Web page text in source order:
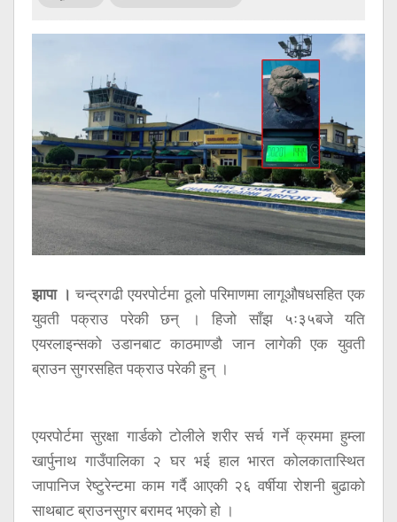
झापा । चन्द्रगढी एयरपोर्टमा ठूलो परिमाणमा लागूऔषधसहित एक
युवती पक्राउ परेकी छन् । हिजो साँझ ५ः३५बजे यति
एयरलाइन्सको उडानबाट काठमाण्डौ जान लागेकी एक युवती
ब्राउन सुगरसहित पक्राउ परेकी हुन् ।
एयरपोर्टमा सुरक्षा गार्डको टोलीले शरीर सर्च गर्ने क्रममा हुम्ला
खार्पुनाथ गाउँपालिका २ घर भई हाल भारत कोलकातास्थित
जापानिज रेष्टुरेन्टमा काम गर्दै आएकी २६ वर्षीया रोशनी बुढाको
साथबाट ब्राउनसुगर बरामद भएको हो ।
सूचना
प्रविधि
अन्तर्राष्ट्रिय
स्वास्थ्य
विज्ञापन